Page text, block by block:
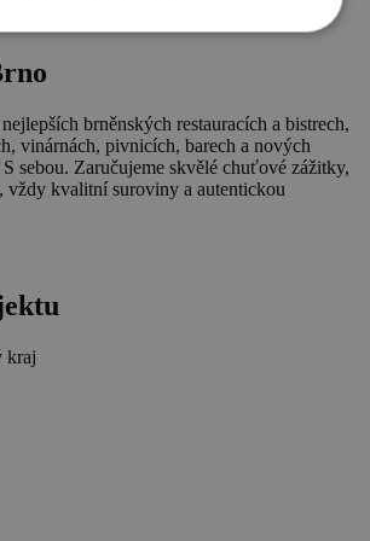
brněnských restauracích a bistrech,
vinárnách, pivnicích, barech a nových
sebou. Zaručujeme skvělé chuťové zážitky,
vždy kvalitní suroviny a autentickou